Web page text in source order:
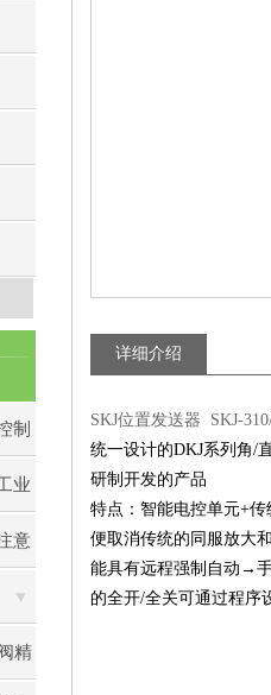
制
业
意
精
详细介绍
SKJ位置发送器 SKJ-
统一设计的DKJ系列角/
研制开发的产品
特点：智能电控单元+
便取消传统的同服放大
能具有远程强制自动→
的全开/全关可通过程序